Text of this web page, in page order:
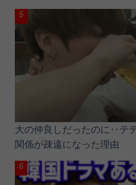
大の仲良しだったのに‥テ
関係が疎遠になった理由